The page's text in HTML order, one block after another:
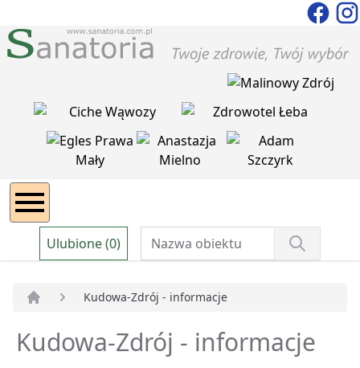
Ulubione (0)
Kudowa-Zdrój - informacje
Kudowa-Zdrój - informacje